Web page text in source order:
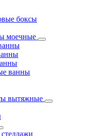
боксы
моечные
ванны
вытяжные